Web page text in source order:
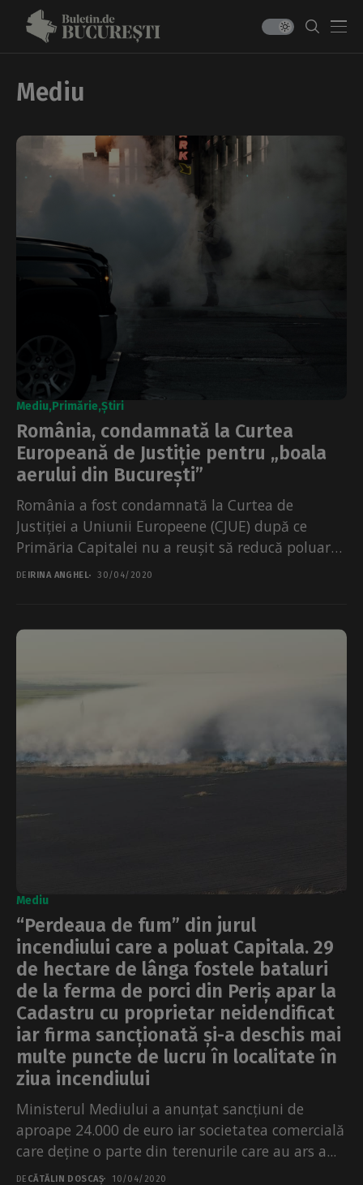
Mediu
Mediu Primărie Știri
România, condamnată la Curtea
Europeană de Justiție pentru „boala
aerului din București”
România a fost condamnată la Curtea de
Justiției a Uniunii Europeene (CJUE) după ce
Primăria Capitalei nu a reușit să reducă poluarea
cu...
DE IRINA ANGHEL 30/04/2020
Mediu
“Perdeaua de fum” din jurul
incendiului care a poluat Capitala. 29
de hectare de lânga fostele bataluri
de la ferma de porci din Periș apar la
Cadastru cu proprietar neidendificat
iar firma sancționată și-a deschis mai
multe puncte de lucru în localitate în
ziua incendiului
Ministerul Mediului a anunțat sancțiuni de
aproape 24.000 de euro iar societatea comercială
care deține o parte din terenurile care au ars a...
DE CĂTĂLIN DOSCAȘ 10/04/2020